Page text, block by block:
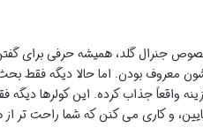
جنرال گلد، همیشه حرفی برای گفتن
معروف بودن. اما حالا دیگه فقط
واقعاً جذاب کرده. این کولرها
و کاری می کنن که شما راحت تر از